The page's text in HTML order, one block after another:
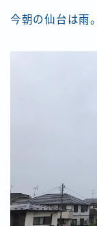
今朝の仙台は雨。